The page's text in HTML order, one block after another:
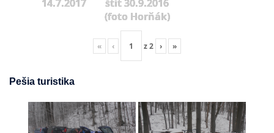
14.7.2017
štít 30.9.2016
(foto Horňák)
« ‹ z2 › »
Pešia turistika